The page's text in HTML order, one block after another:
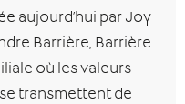
aujourd’hui par Joy
Barrière, Barrière
où les valeurs
transmettent de